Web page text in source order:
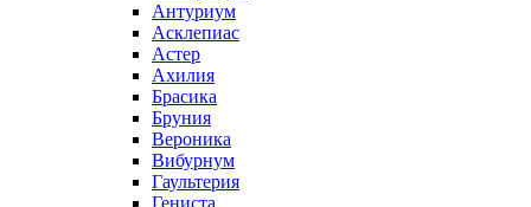
Антуриум
Асклепиас
Астер
Ахилия
Брасика
Бруния
Вероника
Вибурнум
Гаультерия
Гениста